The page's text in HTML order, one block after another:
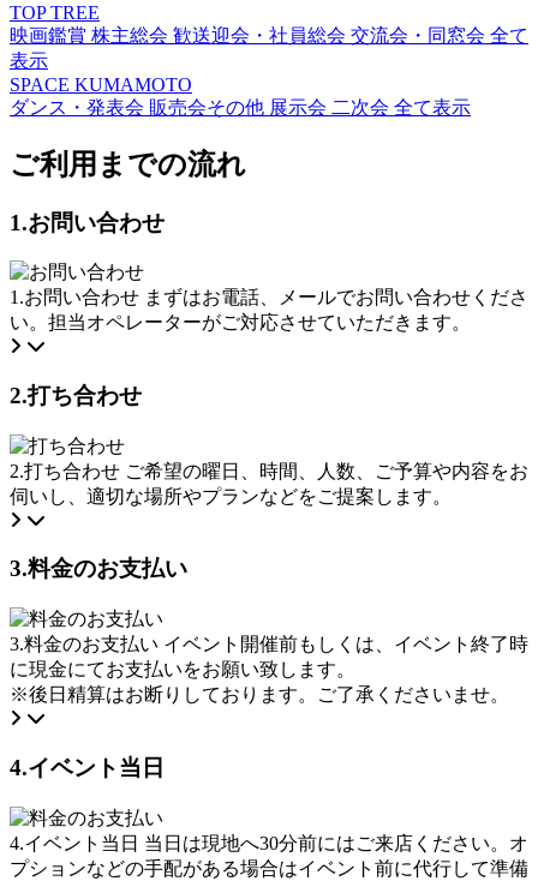
TOP TREE
映画鑑賞 株主総会 歓送迎会・社員総会 交流会・同窓会 全て
表示
SPACE KUMAMOTO
ダンス・発表会 販売会その他 展示会 二次会 全て表示
ご利用までの流れ
1.お問い合わせ
1.お問い合わせ まずはお電話、メールでお問い合わせくださ
い。担当オペレーターがご対応させていただきます。
2.打ち合わせ
2.打ち合わせ ご希望の曜日、時間、人数、ご予算や内容をお
伺いし、適切な場所やプランなどをご提案します。
3.料金のお支払い
3.料金のお支払い イベント開催前もしくは、イベント終了時
に現金にてお支払いをお願い致します。
※後日精算はお断りしております。ご了承くださいませ。
4.イベント当日
4.イベント当日 当日は現地へ30分前にはご来店ください。オ
プションなどの手配がある場合はイベント前に代行して準備